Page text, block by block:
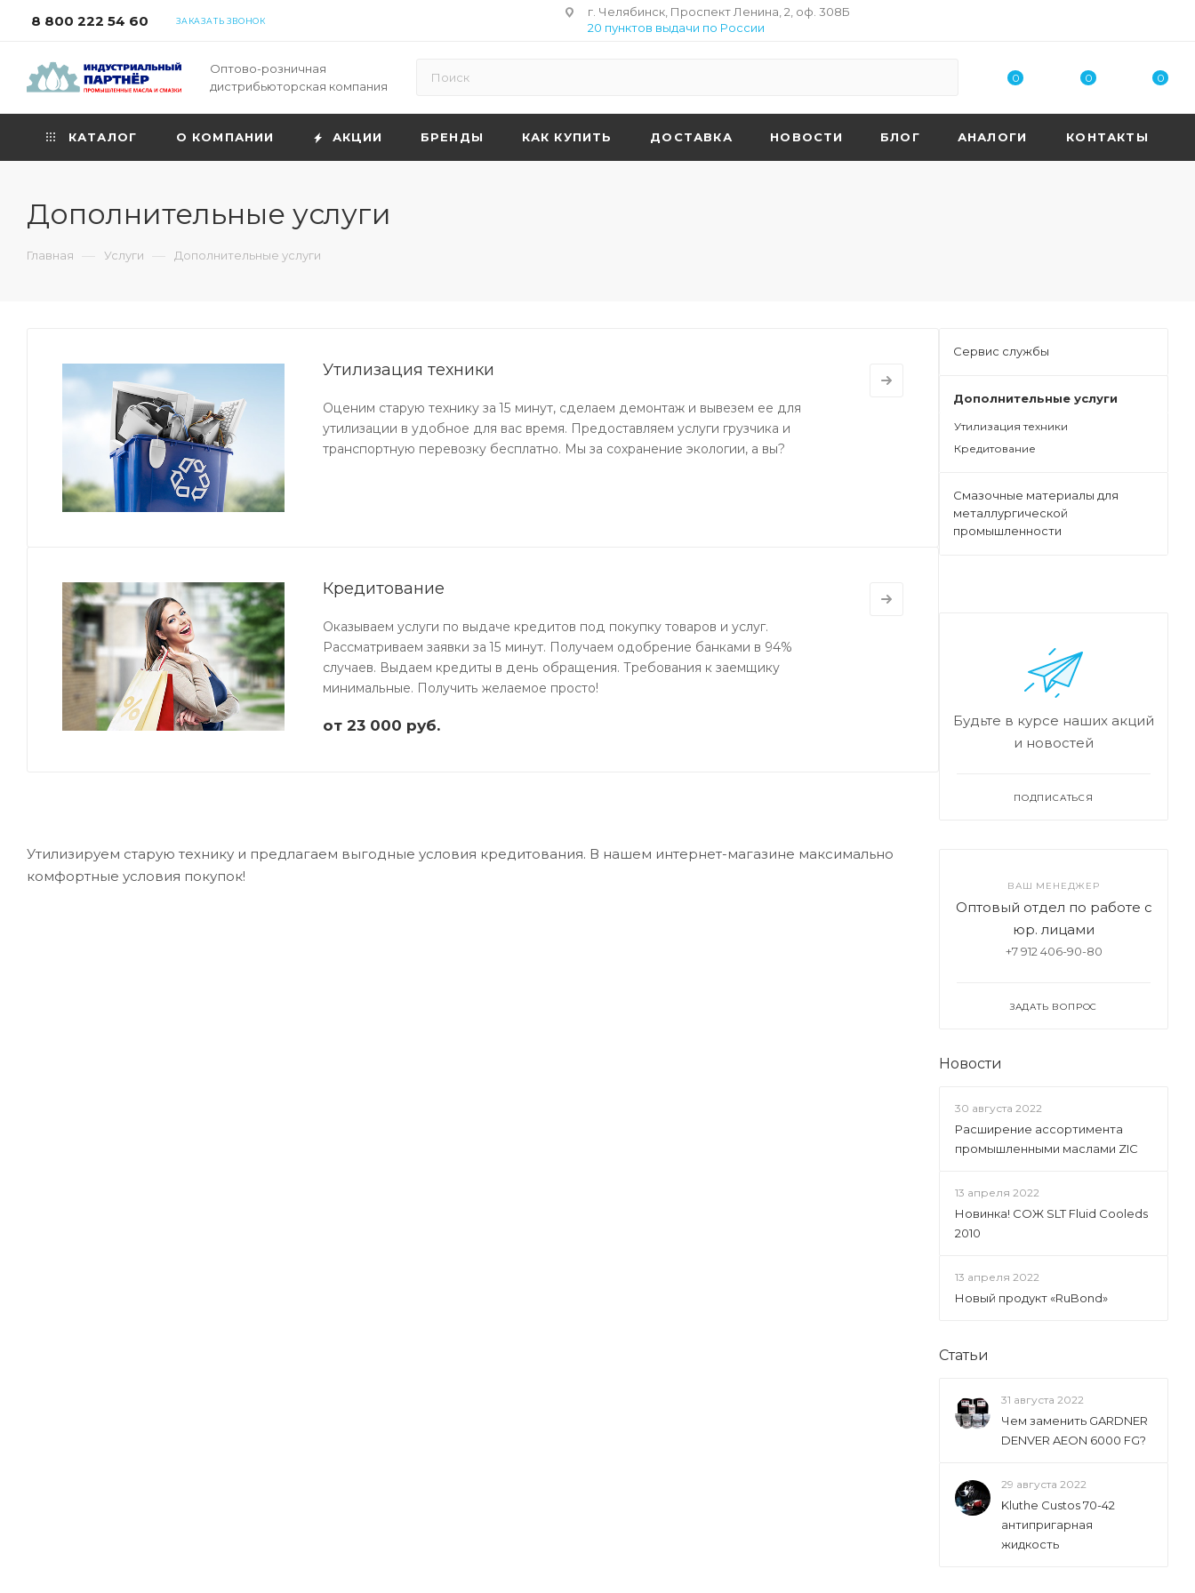
8 800 222 54 60 ЗАКАЗАТЬ ЗВОНОК
г. Челябинск, Проспект Ленина, 2, оф. 308Б
20 пунктов выдачи по России
Оптово-розничная
дистрибьюторская компания
0 0 0
КАТАЛОГ О КОМПАНИИ АКЦИИ БРЕНДЫ КАК КУПИТЬ ДОСТАВКА НОВОСТИ БЛОГ АНАЛОГИ КОНТАКТЫ
Дополнительные услуги
Главная — Услуги — Дополнительные услуги
Утилизация техники
Оценим старую технику за 15 минут, сделаем демонтаж и вывезем ее для
утилизации в удобное для вас время. Предоставляем услуги грузчика и
транспортную перевозку бесплатно. Мы за сохранение экологии, а вы?
Кредитование
Оказываем услуги по выдаче кредитов под покупку товаров и услуг.
Рассматриваем заявки за 15 минут. Получаем одобрение банками в 94%
случаев. Выдаем кредиты в день обращения. Требования к заемщику
минимальные. Получить желаемое просто!
от 23 000 руб.
Утилизируем старую технику и предлагаем выгодные условия кредитования. В нашем интернет-магазине максимально
комфортные условия покупок!
Сервис службы
Дополнительные услуги
Утилизация техники
Кредитование
Смазочные материалы для
металлургической
промышленности
Будьте в курсе наших акций
и новостей
ПОДПИСАТЬСЯ
ВАШ МЕНЕДЖЕР
Оптовый отдел по работе с
юр. лицами
+7 912 406-90-80
ЗАДАТЬ ВОПРОС
Новости
30 августа 2022
Расширение ассортимента
промышленными маслами ZIC
13 апреля 2022
Новинка! СОЖ SLT Fluid Cooleds
2010
13 апреля 2022
Новый продукт «RuBond»
Статьи
31 августа 2022
Чем заменить GARDNER
DENVER AEON 6000 FG?
29 августа 2022
Kluthe Custos 70-42
антипригарная
жидкость